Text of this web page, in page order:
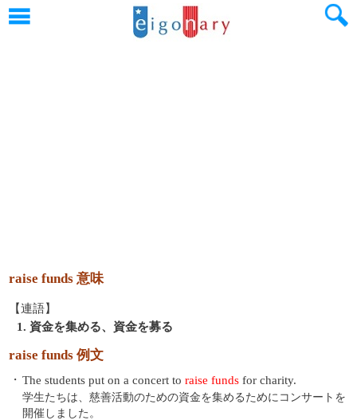
raise funds 意味
【連語】
1. 資金を集める、資金を募る
raise funds 例文
・ The students put on a concert to raise funds for charity.
学生たちは、慈善活動のための資金を集めるためにコンサートを
開催しました。